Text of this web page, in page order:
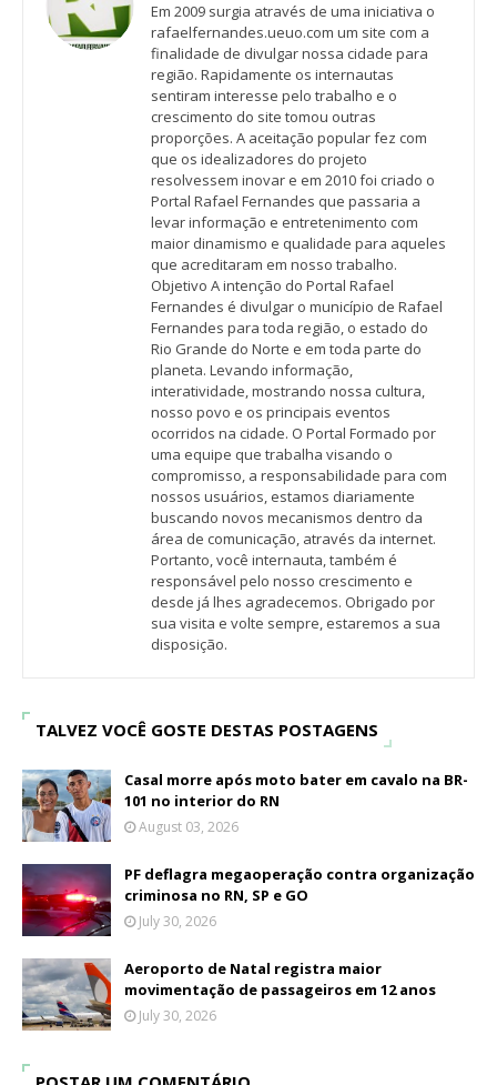
Em 2009 surgia através de uma iniciativa o
rafaelfernandes.ueuo.com um site com a
finalidade de divulgar nossa cidade para
região. Rapidamente os internautas
sentiram interesse pelo trabalho e o
crescimento do site tomou outras
proporções. A aceitação popular fez com
que os idealizadores do projeto
resolvessem inovar e em 2010 foi criado o
Portal Rafael Fernandes que passaria a
levar informação e entretenimento com
maior dinamismo e qualidade para aqueles
que acreditaram em nosso trabalho.
Objetivo A intenção do Portal Rafael
Fernandes é divulgar o município de Rafael
Fernandes para toda região, o estado do
Rio Grande do Norte e em toda parte do
planeta. Levando informação,
interatividade, mostrando nossa cultura,
nosso povo e os principais eventos
ocorridos na cidade. O Portal Formado por
uma equipe que trabalha visando o
compromisso, a responsabilidade para com
nossos usuários, estamos diariamente
buscando novos mecanismos dentro da
área de comunicação, através da internet.
Portanto, você internauta, também é
responsável pelo nosso crescimento e
desde já lhes agradecemos. Obrigado por
sua visita e volte sempre, estaremos a sua
disposição.
TALVEZ VOCÊ GOSTE DESTAS POSTAGENS
Casal morre após moto bater em cavalo na BR-
101 no interior do RN
August 03, 2026
PF deflagra megaoperação contra organização
criminosa no RN, SP e GO
July 30, 2026
Aeroporto de Natal registra maior
movimentação de passageiros em 12 anos
July 30, 2026